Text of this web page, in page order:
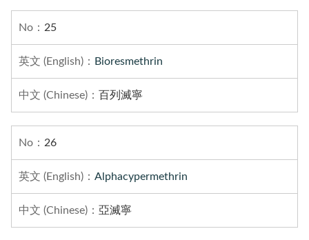
25
Bioresmethrin
百列滅寧
26
Alphacypermethrin
亞滅寧